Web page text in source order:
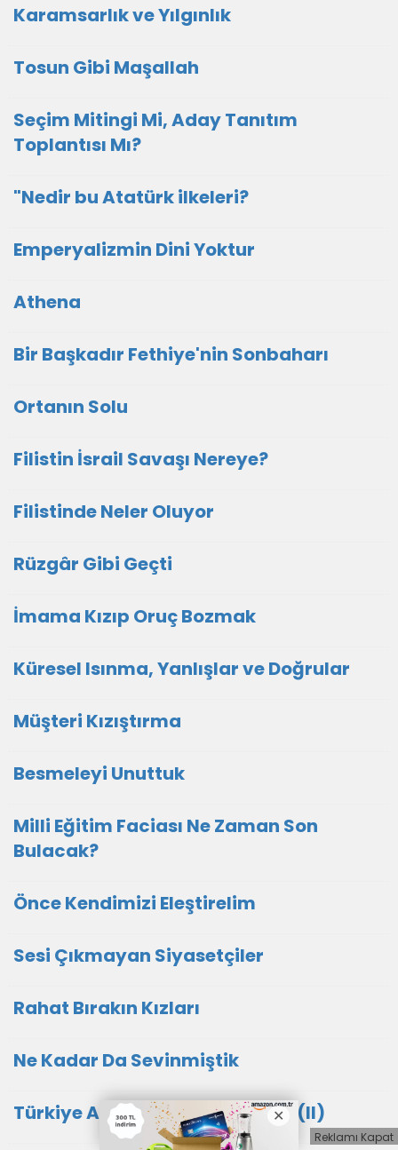
Karamsarlık ve Yılgınlık
Tosun Gibi Maşallah
Seçim Mitingi Mi, Aday Tanıtım
Toplantısı Mı?
"Nedir bu Atatürk ilkeleri?
Emperyalizmin Dini Yoktur
Athena
Bir Başkadır Fethiye'nin Sonbaharı
Ortanın Solu
Filistin İsrail Savaşı Nereye?
Filistinde Neler Oluyor
Rüzgâr Gibi Geçti
İmama Kızıp Oruç Bozmak
Küresel Isınma, Yanlışlar ve Doğrular
Müşteri Kızıştırma
Besmeleyi Unuttuk
Milli Eğitim Faciası Ne Zaman Son
Bulacak?
Önce Kendimizi Eleştirelim
Sesi Çıkmayan Siyasetçiler
Rahat Bırakın Kızları
Ne Kadar Da Sevinmiştik
Türkiye Anadolu'dan Büyüktür (II)
Reklamı Kapat